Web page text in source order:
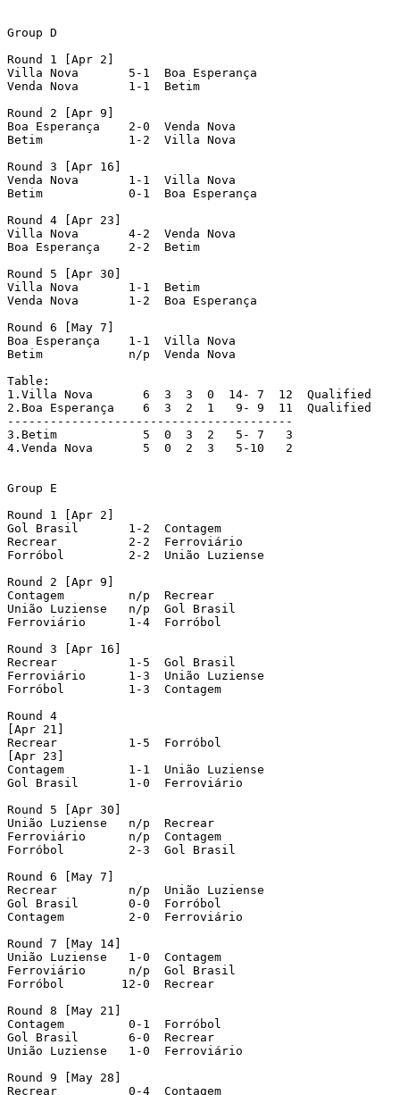
Group D
Round 1 [Apr 2]
Villa Nova   	 5-1  Boa Esperança
Venda Nova   	 1-1  Betim
Round 2 [Apr 9]
Boa Esperança    2-0  Venda Nova
Betim     	 1-2  Villa Nova
Round 3 [Apr 16]
Venda Nova   	 1-1  Villa Nova
Betim     	 0-1  Boa Esperança
Round 4 [Apr 23]
Villa Nova   	 4-2  Venda Nova
Boa Esperança    2-2  Betim
Round 5 [Apr 30]
Villa Nova   	 1-1  Betim
Venda Nova   	 1-2  Boa Esperança
Round 6 [May 7]
Boa Esperança    1-1  Villa Nova
Betim     	 n/p  Venda Nova
Table:
1.Villa Nova  	   6  3  3  0  14- 7  12  Qualified
2.Boa Esperança    6  3  2  1   9- 9  11  Qualified
----------------------------------------
3.Betim    	   5  0  3  2   5- 7   3
4.Venda Nova   	   5  0  2  3   5-10   2
Group E
Round 1 [Apr 2]
Gol Brasil   	 1-2  Contagem
Recrear     	 2-2  Ferroviário
Forróbol   	 2-2  União Luziense
Round 2 [Apr 9]
Contagem   	 n/p  Recrear
União Luziense   n/p  Gol Brasil
Ferroviário   	 1-4  Forróbol
Round 3 [Apr 16]
Recrear     	 1-5  Gol Brasil
Ferroviário   	 1-3  União Luziense
Forróbol   	 1-3  Contagem
Round 4
[Apr 21]
Recrear     	 1-5  Forróbol
[Apr 23]
Contagem   	 1-1  União Luziense
Gol Brasil   	 1-0  Ferroviário
Round 5 [Apr 30]
União Luziense   n/p  Recrear
Ferroviário 	 n/p  Contagem
Forróbol   	 2-3  Gol Brasil
Round 6 [May 7]
Recrear     	 n/p  União Luziense
Gol Brasil   	 0-0  Forróbol
Contagem   	 2-0  Ferroviário
Round 7 [May 14]
União Luziense   1-0  Contagem
Ferroviário   	 n/p  Gol Brasil
Forróbol    	12-0  Recrear
Round 8 [May 21]
Contagem   	 0-1  Forróbol
Gol Brasil   	 6-0  Recrear
União Luziense   1-0  Ferroviário
Round 9 [May 28]
Recrear     	 0-4  Contagem